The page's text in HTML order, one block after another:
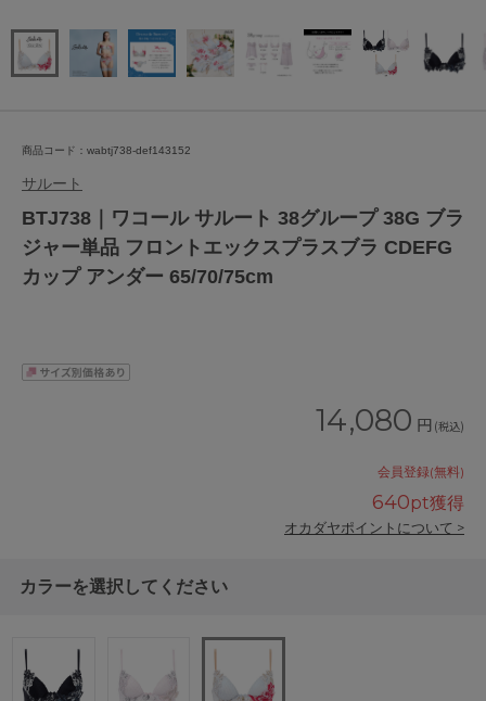
商品コード：wabtj738-def143152
サルート
BTJ738｜ワコール サルート 38グループ 38G ブラ
ジャー単品 フロントエックスプラスブラ CDEFG
カップ アンダー 65/70/75cm
14,080 円 (税込)
会員登録(無料)
640pt獲得
オカダヤポイントについて >
カラーを選択してください